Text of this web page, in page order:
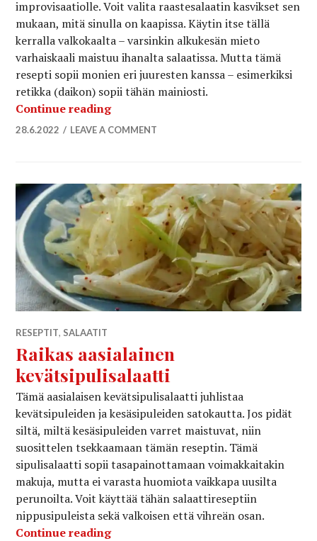
improvisaatiolle. Voit valita raastesalaatin kasvikset sen
mukaan, mitä sinulla on kaapissa. Käytin itse tällä
kerralla valkokaalta – varsinkin alkukesän mieto
varhaiskaali maistuu ihanalta salaatissa. Mutta tämä
resepti sopii monien eri juuresten kanssa – esimerkiksi
retikka (daikon) sopii tähän mainiosti.
Continue readingAasialainen raastesalaatti
28.6.2022 LEAVE A COMMENT
RESEPTIT, SALAATIT
Raikas aasialainen
kevätsipulisalaatti
Tämä aasialaisen kevätsipulisalaatti juhlistaa
kevätsipuleiden ja kesäsipuleiden satokautta. Jos pidät
siltä, miltä kesäsipuleiden varret maistuvat, niin
suosittelen tsekkaamaan tämän reseptin. Tämä
sipulisalaatti sopii tasapainottamaan voimakkaitakin
makuja, mutta ei varasta huomiota vaikkapa uusilta
perunoilta. Voit käyttää tähän salaattireseptiin
nippusipuleista sekä valkoisen että vihreän osan.
Continue readingRaikas aasialainen